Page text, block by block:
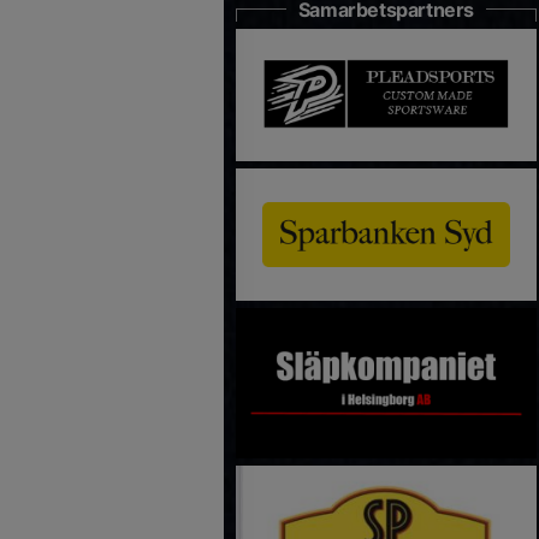
Samarbetspartners